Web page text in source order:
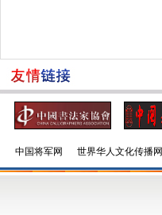
中国将军网 世界华人文化传播网